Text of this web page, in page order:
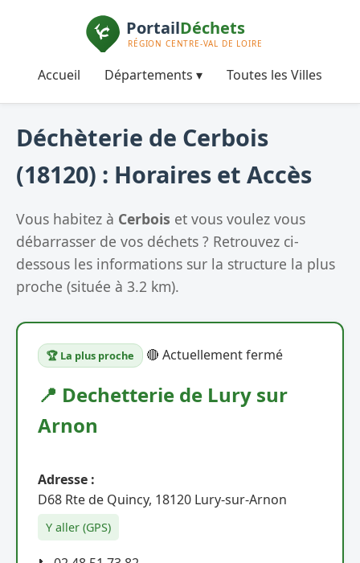
Accueil Départements ▾ Toutes les Villes
Déchèterie de Cerbois
(18120) : Horaires et Accès
Vous habitez à Cerbois et vous voulez vous
débarrasser de vos déchets ? Retrouvez ci-
dessous les informations sur la structure la plus
proche (située à 3.2 km).
🏆 La plus proche 🔴 Actuellement fermé
📍 Dechetterie de Lury sur
Arnon
Adresse :
D68 Rte de Quincy, 18120 Lury-sur-Arnon
Y aller (GPS)